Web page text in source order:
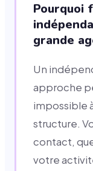
Pourquoi
grande
Un
approche
impossible
structure.
contact,
votre